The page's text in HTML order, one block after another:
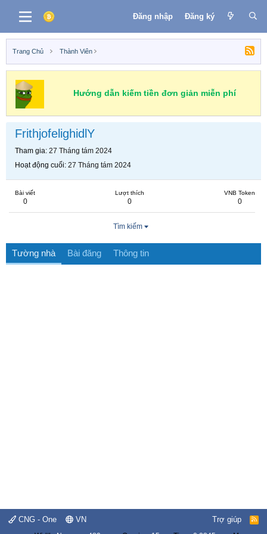
Đăng nhập Đăng ký
Trang Chủ Thành Viên
Hướng dẫn kiếm tiền đơn giản miễn phí
FrithjofelighidlY
Tham gia 27 Tháng tám 2024
Hoạt động cuối 27 Tháng tám 2024
Bài viết
0
Lượt thích
0
VNB Token
0
Tìm kiếm
Tường nhà Bài đăng Thông tin
CNG - One VN Trợ giúp
R